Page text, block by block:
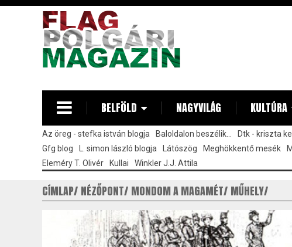
BELFÖLD NAGYVILÁG KULTÚRA
Az öreg - stefka istván blogja Baloldalon beszélik... Dtk - kriszta
Gfg blog
L. simon lászló blogja Látószög Meghökkentő mesék
Eleméry T. Olivér
Kullai Winkler J.J. Attila
CÍMLAP NÉZŐPONT MONDOM A MAGAMÉT MŰHELY